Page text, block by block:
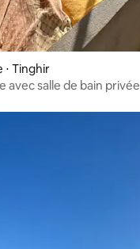
Tinghir
avec salle de bain privée